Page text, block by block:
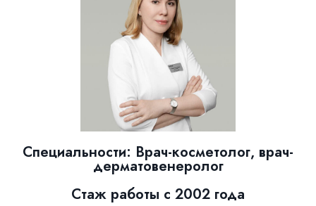
Специальности: Врач-косметолог, врач-
дерматовенеролог
Стаж работы с 2002 года